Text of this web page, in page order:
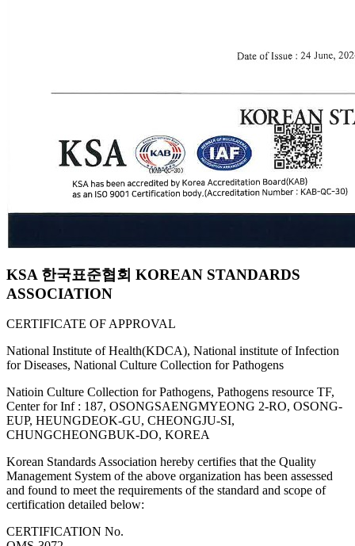
KSA 한국표준협회 KOREAN STANDARDS
ASSOCIATION
CERTIFICATE OF APPROVAL
National Institute of Health(KDCA), National institute of Infection
for Diseases, National Culture Collection for Pathogens
Natioin Culture Collection for Pathogens, Pathogens resource TF,
Center for Inf : 187, OSONGSAENGMYEONG 2-RO, OSONG-
EUP, HEUNGDEOK-GU, CHEONGJU-SI,
CHUNGCHEONGBUK-DO, KOREA
Korean Standards Association hereby certifies that the Quality
Management System of the above organization has been assessed
and found to meet the requirements of the standard and scope of
certification detailed below:
CERTIFICATION No.